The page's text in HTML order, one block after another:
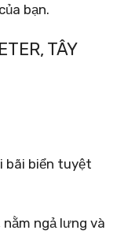
bạn.
TÂY
bãi biển tuyệt
ngả lưng và